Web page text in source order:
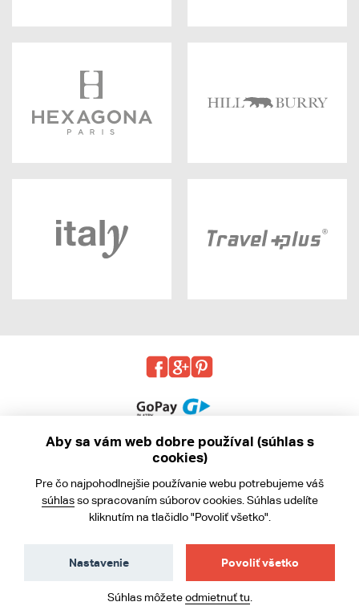
Obchodné podmienky
Ochrana osobných údajov
Aby sa vám web dobre používal (súhlas s
cookies)
Pre čo najpohodlnejšie používanie webu potrebujeme váš
súhlasso spracovaním súborov cookies. Súhlas udelíte
kliknutím na tlačidlo "Povoliť všetko".
Povoliť všetko
Nastavenie
Súhlas môžeteodmietnuť tu